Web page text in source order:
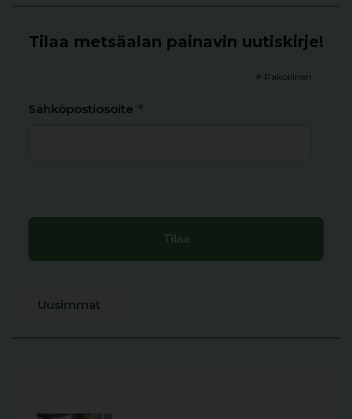
Tilaa metsäalan painavin uutiskirje!
* Pakollinen
Sähköpostiosoite *
Uusimmat